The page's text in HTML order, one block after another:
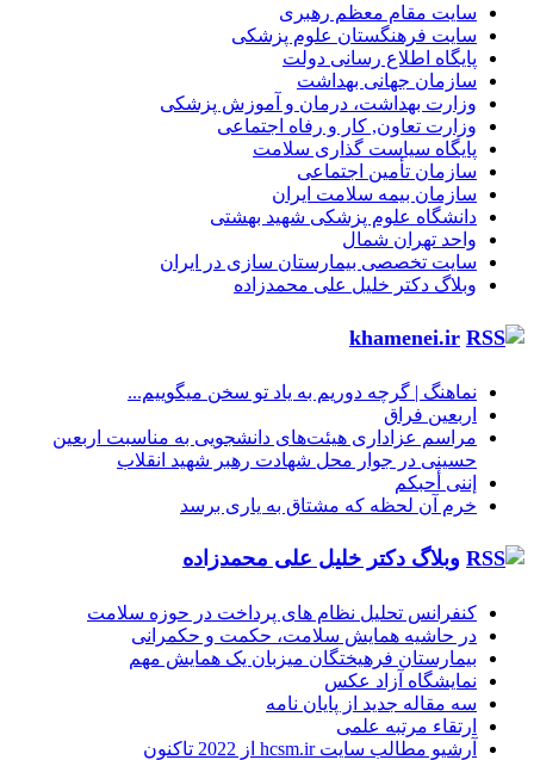
سایت مقام معظم رهبری
سایت فرهنگستان علوم پزشکی
پایگاه اطلاع رسانی دولت
سازمان جهانی بهداشت
وزارت بهداشت، درمان و آموزش پزشکی
وزارت تعاون, کار و رفاه اجتماعی
پایگاه سیاست گذاری سلامت
سازمان تأمین اجتماعی
سازمان بیمه سلامت ایران
دانشگاه علوم پزشکی شهید بهشتی
واحد تهران شمال
سایت تخصصی بیمارستان سازی در ایران
وبلاگ دکتر خلیل علی محمدزاده
khamenei.ir
نماهنگ |‌ گرچه دوریم به یاد تو سخن میگوییم...
اربعین فراق
مراسم عزاداری هیئت‌های دانشجویی به مناسبت اربعین
حسینی در جوار محل شهادت رهبر شهید انقلاب
إننی أحبکم
خرم آن لحظه که مشتاق به یاری برسد
وبلاگ دکتر خلیل علی محمدزاده
کنفرانس تحلیل نظام های پرداخت در حوزه سلامت
در حاشیه همایش سلامت، حکمت و حکمرانی
بیمارستان فرهیختگان میزبان یک همایش مهم
نمایشگاه آزاد عکس
سه مقاله جدید از پایان نامه
ارتقاء مرتبه علمی
آرشیو مطالب سایت hcsm.ir از 2022 تاکنون